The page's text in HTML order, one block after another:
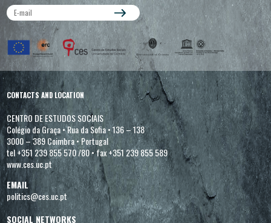
CONTACTS AND LOCATION
CENTRO DE ESTUDOS SOCIAIS
Colégio da Graça•Rua da Sofia•136 – 138
3000 – 389 Coimbra•Portugal
tel +351 239 855 570 /80•fax +351 239 855 589
www.ces.uc.pt
EMAIL
politics@ces.uc.pt
SOCIAL NETWORKS